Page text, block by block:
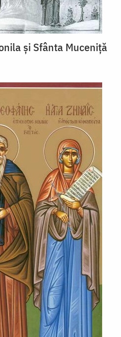
și Sfânta Muceniță